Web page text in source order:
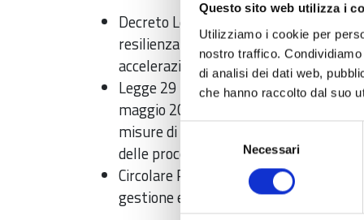
Questo sito web utilizza i
Utilizziamo i cookie per
nostro traffico.
di analisi dei dati web,
che hanno raccolto dal suo
consenso
Necessari
Decreto Legge 31 maggio 2021, n. 77
resilienza e prime misure di
accelerazione e snellimento delle
Legge 29 luglio 2021, n. 108
maggio 2021, n. 77, recante
misure di rafforzamento delle
delle procedure".
Circolare RGS del 10 febbraio 2022,
gestione e controllo".